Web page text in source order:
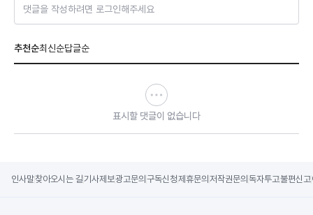
댓글을 작성하려면 로그인해주세요
추천순최신순답글순
표시할 댓글이 없습니다
인사말찾아오시는 길기사제보광고문의 구독신청제휴문의 저작권문의 독자투고불편신고